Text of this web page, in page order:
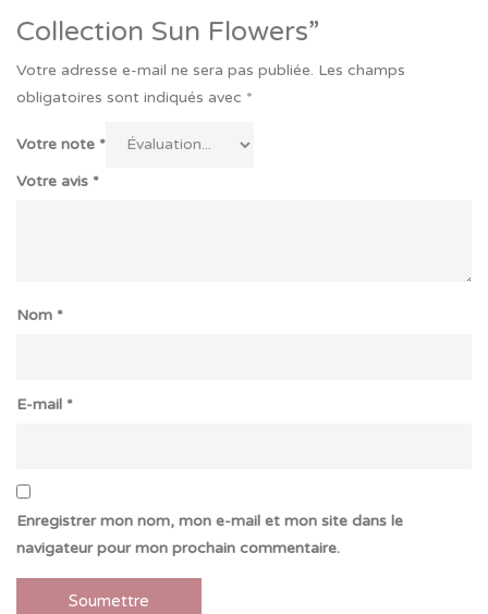
Collection Sun Flowers”
Votre adresse e-mail ne sera pas publiée. Les champs
obligatoires sont indiqués avec *
Votre note *
Votre avis *
Nom *
E-mail *
Enregistrer mon nom, mon e-mail et mon site dans le
navigateur pour mon prochain commentaire.